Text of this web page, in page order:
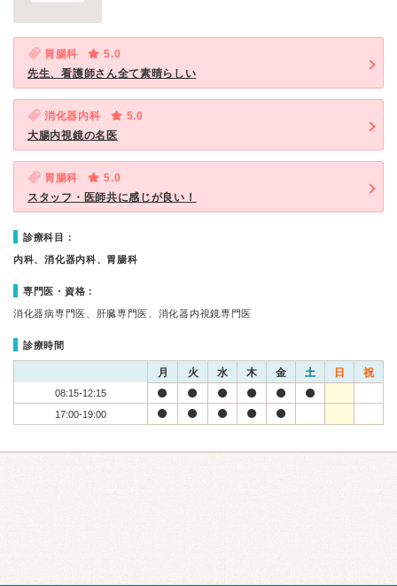
胃腸科
5.0
先生、看護師さん全て素晴らしい
消化器内科
5.0
大腸内視鏡の名医
胃腸科
5.0
スタッフ・医師共に感じが良い！
診療科目：
内科、消化器内科、胃腸科
専門医・資格：
消化器病専門医、肝臓専門医、消化器内視鏡専門医
診療時間
月 火 水 木 金 土 日 祝
08:15-12:15
17:00-19:00